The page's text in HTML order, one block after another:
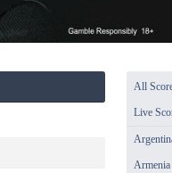
All
Live
Armenia